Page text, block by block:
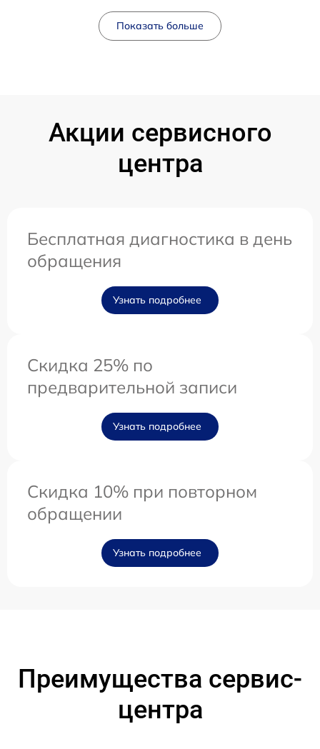
Показать больше
Акции сервисного
центра
Бесплатная диагностика в день
обращения
Узнать подробнее
Скидка 25% по
предварительной записи
Узнать подробнее
Скидка 10% при повторном
обращении
Узнать подробнее
Преимущества сервис-
центра